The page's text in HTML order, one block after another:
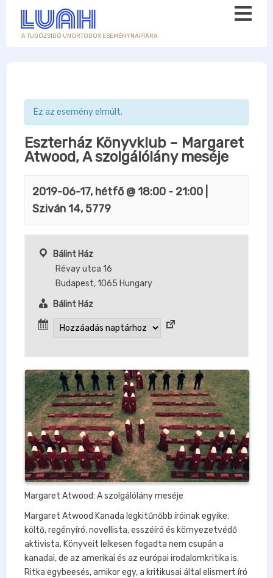
A TUDÓZSIDÓ UNORTODOX ESEMÉNYNAPTÁRA
Ez az esemény elmúlt.
Eszterház Könyvklub – Margaret
Atwood, A szolgálólány meséje
2019-06-17, hétfő @ 18:00 - 21:00
Sziván 14, 5779
Bálint Ház
Révay utca 16
Budapest,1065 Hungary
Bálint Ház
Margaret Atwood: A szolgálólány meséje
Margaret Atwood Kanada legkitűnőbb íróinak egyike:
költő, regényíró, novellista, esszéíró és környezetvédő
aktivista. Könyveit lelkesen fogadta nem csupán a
kanadai, de az amerikai és az európai irodalomkritika is.
Ritka egybeesés, amikor egy, a kritikusai által elismert író